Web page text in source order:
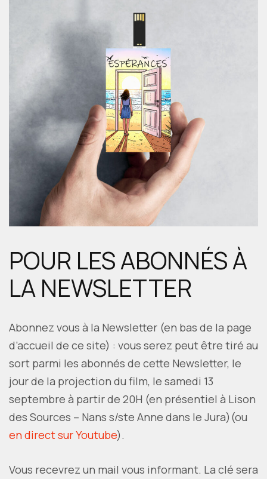
POUR LES ABONNÉS À
LA NEWSLETTER
Abonnez vous à la Newsletter (en bas de la page
d’accueil de ce site) : vous serez peut être tiré au
sort parmi les abonnés de cette Newsletter, le
jour de la projection du film, le samedi 13
septembre à partir de 20H (en présentiel à Lison
des Sources – Nans s/ste Anne dans le Jura)(ou
en direct sur Youtube).
Vous recevrez un mail vous informant. La clé sera